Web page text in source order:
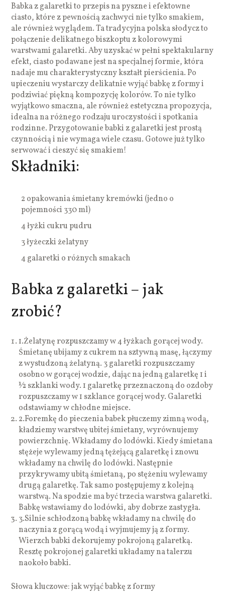
Babka z galaretki to przepis na pyszne i efektowne
ciasto, które z pewnością zachwyci nie tylko smakiem,
ale również wyglądem. Ta tradycyjna polska słodycz to
połączenie delikatnego biszkoptu z kolorowymi
warstwami galaretki. Aby uzyskać w pełni spektakularny
efekt, ciasto podawane jest na specjalnej formie, która
nadaje mu charakterystyczny kształt pierścienia. Po
upieczeniu wystarczy delikatnie wyjąć babkę z formy i
podziwiać piękną kompozycję kolorów. To nie tylko
wyjątkowo smaczna, ale również estetyczna propozycja,
idealna na różnego rodzaju uroczystości i spotkania
rodzinne. Przygotowanie babki z galaretki jest prostą
czynnością i nie wymaga wiele czasu. Gotowe już tylko
serwować i cieszyć się smakiem!
Składniki:
2 opakowania śmietany kremówki (jedno o
pojemności 330 ml)
4 łyżki cukru pudru
3 łyżeczki żelatyny
4 galaretki o różnych smakach
Babka z galaretki – jak
zrobić?
1.Żelatynę rozpuszczamy w 4 łyżkach gorącej wody.
Śmietanę ubijamy z cukrem na sztywną masę, łączymy
z wystudzoną żelatyną. 3 galaretki rozpuszczamy
osobno w gorącej wodzie, dając na jedną galaretkę 1 i
½ szklanki wody. 1 galaretkę przeznaczoną do ozdoby
rozpuszczamy w 1 szklance gorącej wody. Galaretki
odstawiamy w chłodne miejsce.
2.Foremkę do pieczenia babek płuczemy zimną wodą,
kładziemy warstwę ubitej śmietany, wyrównujemy
powierzchnię. Wkładamy do lodówki. Kiedy śmietana
stężeje wylewamy jedną tężejącą galaretkę i znowu
wkładamy na chwilę do lodówki. Następnie
przykrywamy ubitą śmietaną, po stężeniu wylewamy
drugą galaretkę. Tak samo postępujemy z kolejną
warstwą. Na spodzie ma być trzecia warstwa galaretki.
Babkę wstawiamy do lodówki, aby dobrze zastygła.
3.Silnie schłodzoną babkę wkładamy na chwilę do
naczynia z gorącą wodą i wyjmujemy ją z formy.
Wierzch babki dekorujemy pokrojoną galaretką.
Resztę pokrojonej galaretki układamy na talerzu
naokoło babki.
Słowa kluczowe: jak wyjąć babkę z formy